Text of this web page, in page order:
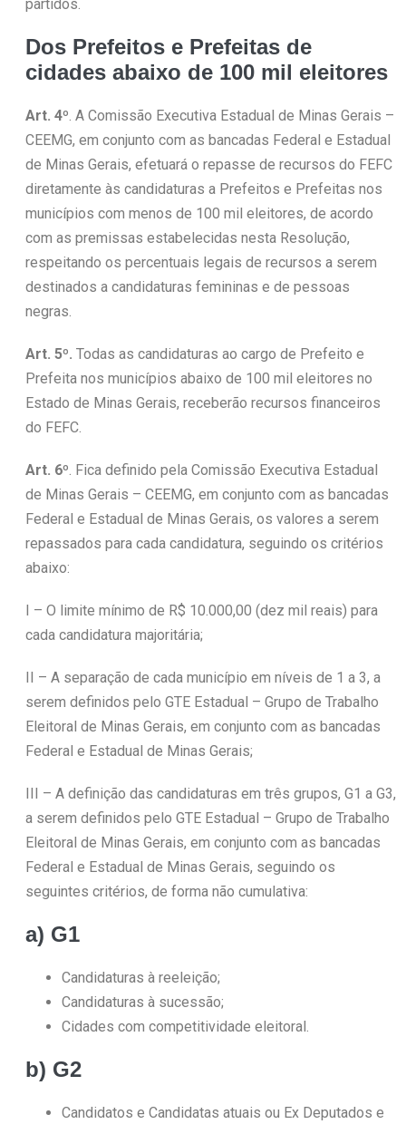
partidos.
Dos Prefeitos e Prefeitas de
cidades abaixo de 100 mil eleitores
Art. 4º . A Comissão Executiva Estadual de Minas Gerais –
CEEMG, em conjunto com as bancadas Federal e Estadual
de Minas Gerais, efetuará o repasse de recursos do FEFC
diretamente às candidaturas a Prefeitos e Prefeitas nos
municípios com menos de 100 mil eleitores, de acordo
com as premissas estabelecidas nesta Resolução,
respeitando os percentuais legais de recursos a serem
destinados a candidaturas femininas e de pessoas
negras.
Art. 5º. Todas as candidaturas ao cargo de Prefeito e
Prefeita nos municípios abaixo de 100 mil eleitores no
Estado de Minas Gerais, receberão recursos financeiros
do FEFC.
Art. 6º . Fica definido pela Comissão Executiva Estadual
de Minas Gerais – CEEMG, em conjunto com as bancadas
Federal e Estadual de Minas Gerais, os valores a serem
repassados para cada candidatura, seguindo os critérios
abaixo:
I – O limite mínimo de R$ 10.000,00 (dez mil reais) para
cada candidatura majoritária;
II – A separação de cada município em níveis de 1 a 3, a
serem definidos pelo GTE Estadual – Grupo de Trabalho
Eleitoral de Minas Gerais, em conjunto com as bancadas
Federal e Estadual de Minas Gerais;
III – A definição das candidaturas em três grupos, G1 a G3,
a serem definidos pelo GTE Estadual – Grupo de Trabalho
Eleitoral de Minas Gerais, em conjunto com as bancadas
Federal e Estadual de Minas Gerais, seguindo os
seguintes critérios, de forma não cumulativa:
a) G1
Candidaturas à reeleição;
Candidaturas à sucessão;
Cidades com competitividade eleitoral.
b) G2
Candidatos e Candidatas atuais ou Ex Deputados e